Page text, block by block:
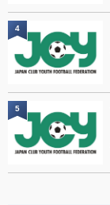
4
5